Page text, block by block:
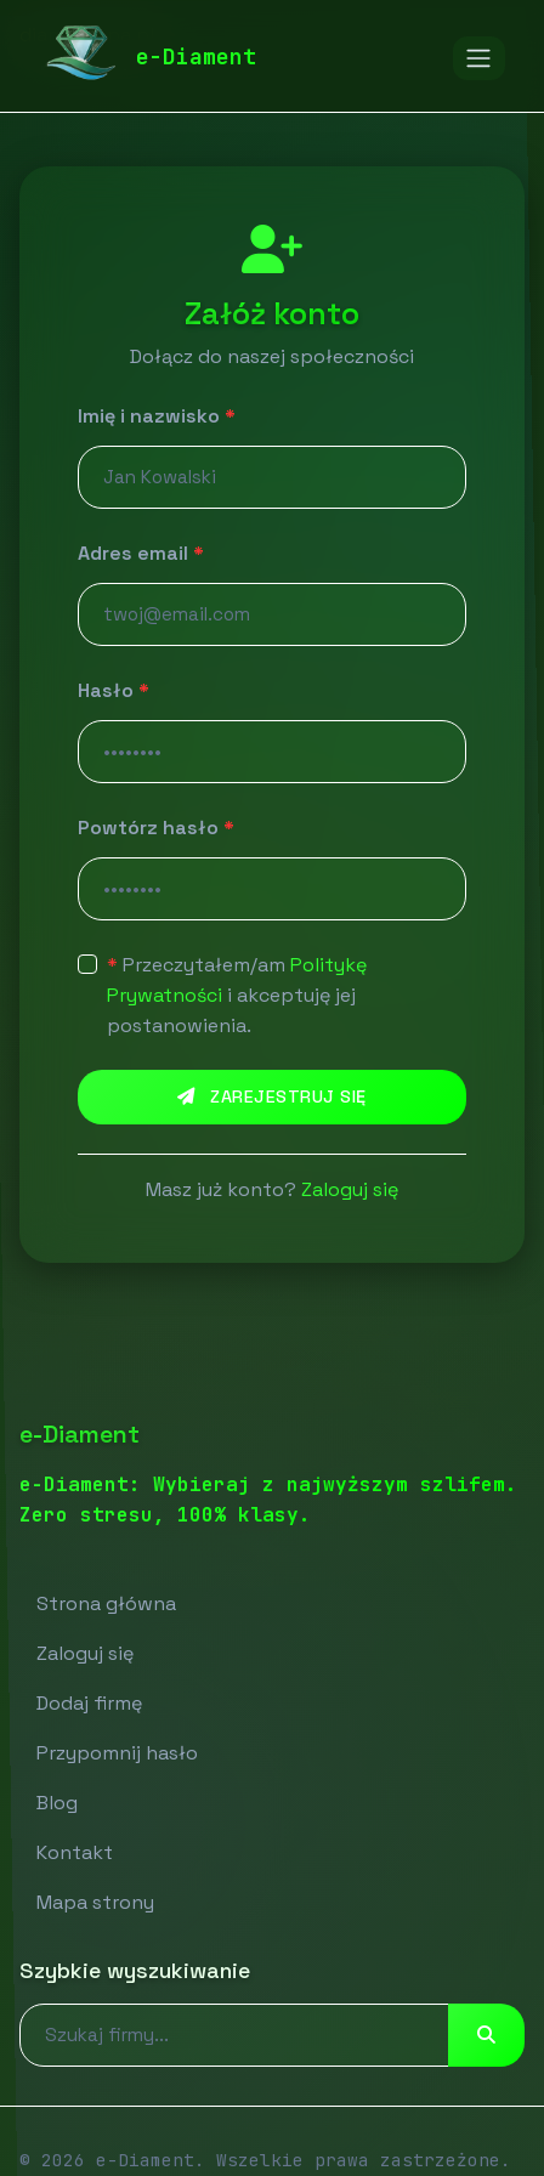
e-Diament
diamentspa.pl
Załóż konto
Dołącz do naszej społeczności
Imię i nazwisko *
Adres email *
Hasło *
Powtórz hasło *
* Przeczytałem/am Politykę
Prywatności i akceptuję jej
postanowienia.
ZAREJESTRUJ SIĘ
Masz już konto? Zaloguj się
e-Diament
e-Diament: Wybieraj z najwyższym szlifem.
Zero stresu, 100% klasy.
Strona główna
Zaloguj się
Dodaj firmę
Przypomnij hasło
Blog
Kontakt
Mapa strony
Szybkie wyszukiwanie
© 2026 e-Diament. Wszelkie prawa zastrzeżone.